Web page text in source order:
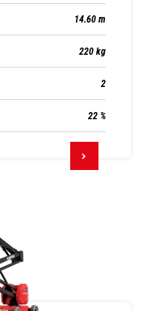
14.60 m
220 kg
2
22 %